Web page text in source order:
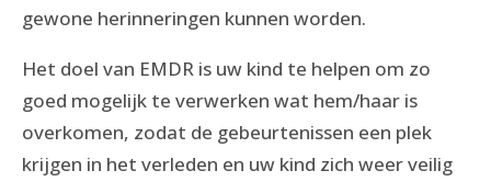
gewone herinneringen kunnen worden.
Het doel van EMDR is uw kind te helpen om zo
goed mogelijk te verwerken wat hem/haar is
overkomen, zodat de gebeurtenissen een plek
krijgen in het verleden en uw kind zich weer veilig